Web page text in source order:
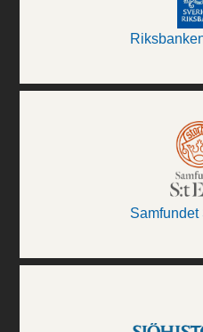
Samfundet